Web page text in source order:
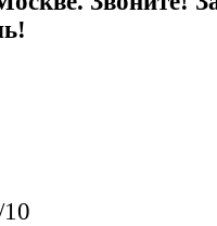
10